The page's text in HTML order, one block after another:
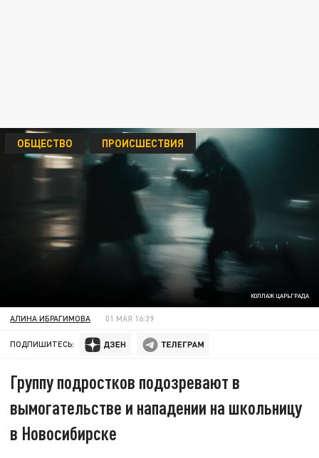
КОЛЛАЖ ЦАРЬГРАДА
ОБЩЕСТВО ПРОИСШЕСТВИЯ
АЛИНА ИБРАГИМОВА 01 МАЯ 16:39
ПОДПИШИТЕСЬ:
Группу подростков подозревают в
вымогательстве и нападении на школьницу
в Новосибирске